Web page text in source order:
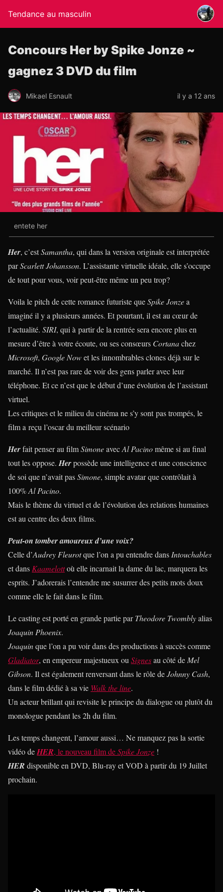
Tendance au masculin
Concours Her by Spike Jonze ~
gagnez 3 DVD du film
Mikael Esnault il y a 12 ans
entete her
Her, c’estSamantha, qui dans la version originale est interprétée
parScarlett Johansson. L’assistante virtuelle idéale, elle s’occupe
de tout pour vous, voir peut-être même un peu trop?
Voila le pitch de cette romance futuriste queSpike Jonzea
imaginé il y a plusieurs années. Et pourtant, il est au cœur de
l’actualité. SIRI, qui à partir de la rentrée sera encore plus en
mesure d’être à votre écoute, ou ses consœurs Cortanachez
Microsoft, Google Nowet les innombrables clones déjà sur le
marché. Il n’est pas rare de voir des gens parler avec leur
téléphone. Et ce n’est que le début d’une évolution de l’assistant
virtuel.
Les critiques et le milieu du cinéma ne s’y sont pas trompés, le
film a reçu l’oscar du meilleur scénario
Herfait penser au filmSimoneavecAl Pacinomême si au final
tout les oppose. Herpossède une intelligence et une conscience
de soi que n’avait pasSimone, simple avatar que contrôlait à
100%Al Pacino.
Mais le thème du virtuel et de l’évolution des relations humaines
est au centre des deux films.
Peut-on tomber amoureux d’une voix?
Celle d’Audrey Fleurotque l’on a pu entendre dans Intouchables
et dans Kaamelottoù elle incarnait la dame du lac, marquera les
esprits. J’adorerais l’entendre me susurrer des petits mots doux
comme elle le fait dans le film.
Le casting est porté en grande partie parTheodore Twomblyalias
Joaquin Phoenix.
Joaquinque l’on a pu voir dans des productions à succès comme
Gladiator, en empereur majestueux ou Signesau côté de Mel
Gibson. Il est également renversant dans le rôle deJohnny Cash,
dans le film dédié à sa vie Walk the line.
Un acteur brillant qui revisite le principe du dialogue ou plutôt du
monologue pendant les 2h du film.
Les temps changent, l’amour aussi… Ne manquez pas la sortie
vidéo deHER, le nouveau film deSpike Jonze !
HER disponible en DVD, Blu-ray et VOD à partir du 19 Juillet
prochain.